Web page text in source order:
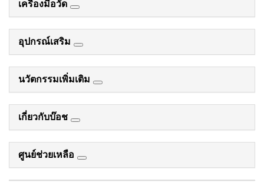
เครื่องมือวัด
อุปกรณ์เสริม
นวัตกรรมเพิ่มเติม
เกี่ยวกับบ๊อช
ศูนย์ช่วยเหลือ